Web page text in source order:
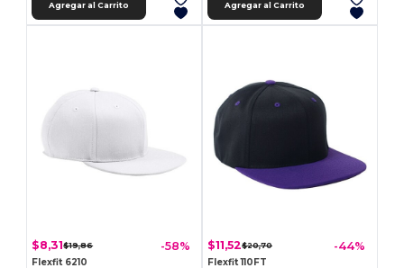
Agregar al Carrito Agregar al Carrito
$8,31$19,86 -58%
Flexfit 6210
$11,52$20,70 -44%
Flexfit 110FT